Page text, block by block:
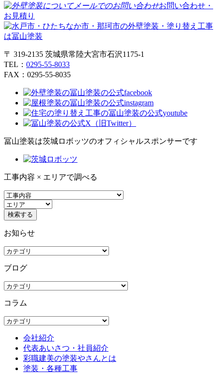
お問い合わせ・
お見積り
〒 319-2135 茨城県常陸大宮市石沢1175-1
TEL： 0295-55-8033
FAX：0295-55-8035
冨山塗装は茨城ロボッツのオフィシャルスポンサーです
工事内容 × エリアで調べる
お知らせ
ブログ
コラム
会社紹介
代表あいさつ・社員紹介
彩職建美の塗装やさんとは
塗装・各種工事